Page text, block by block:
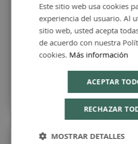
Nuestra farmacia físcia
Barcelona esfarmacia
Este sitio web usa cookies
experiencia del usuario. Al
sitio web, usted acepta
de acuerdo con nuestra
cookies. Más información
ACEPTAR
RECHAZAR
MOSTRAR DETALLES